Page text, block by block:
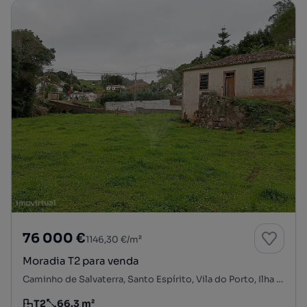
76 000 €1146,30 €/m²
Moradia T2 para venda
Caminho de Salvaterra, Santo Espírito, Vila do Porto, Ilha de Santa Maria
T2 66.3 m²